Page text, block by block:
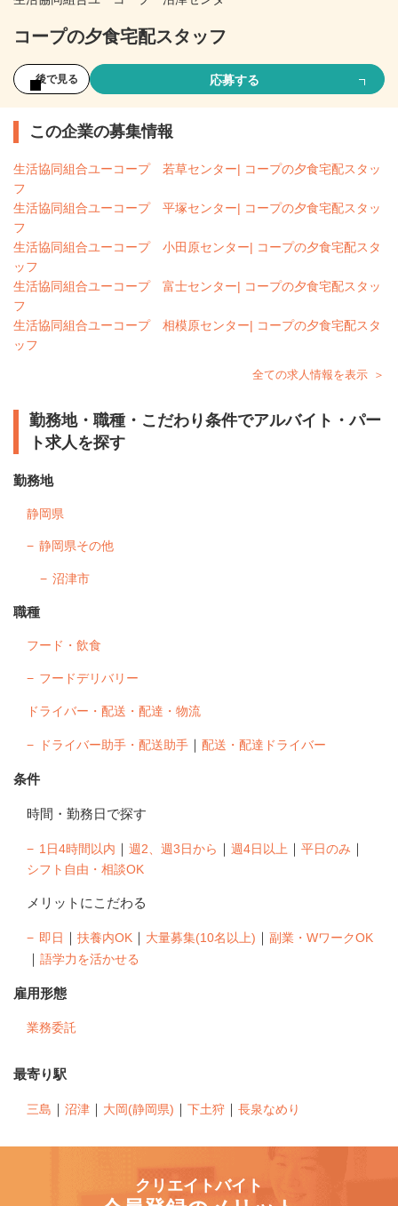
コープの夕食宅配スタッフ
後で見る 応募する
この企業の募集情報
生活協同組合ユーコープ 若草センター| コープの夕食宅配スタッ
フ
生活協同組合ユーコープ 平塚センター| コープの夕食宅配スタッ
フ
生活協同組合ユーコープ 小田原センター| コープの夕食宅配スタ
ッフ
生活協同組合ユーコープ 富士センター| コープの夕食宅配スタッ
フ
生活協同組合ユーコープ 相模原センター| コープの夕食宅配スタ
ッフ
全ての求人情報を表示
勤務地・職種・こだわり条件でアルバイト・パー
ト求人を探す
勤務地
静岡県
静岡県その他
沼津市
職種
フード・飲食
フードデリバリー
ドライバー・配送・配達・物流
ドライバー助手・配送助手 ｜ 配送・配達ドライバー
条件
時間・勤務日で探す
1日4時間以内 ｜ 週2、週3日から ｜ 週4日以上 ｜ 平日のみ ｜
シフト自由・相談OK
メリットにこだわる
即日 ｜ 扶養内OK ｜ 大量募集(10名以上) ｜ 副業・WワークOK
｜ 語学力を活かせる
雇用形態
業務委託
最寄り駅
三島 ｜ 沼津 ｜ 大岡(静岡県) ｜ 下土狩 ｜ 長泉なめり
クリエイトバイト